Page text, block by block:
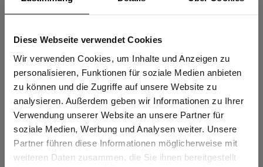
Diese Webseite verwendet Cookies
Wir verwenden Cookies, um Inhalte und Anzeigen zu
personalisieren, Funktionen für soziale Medien anbieten
zu können und die Zugriffe auf unsere Website zu
analysieren. Außerdem geben wir Informationen zu Ihrer
Verwendung unserer Website an unsere Partner für
soziale Medien, Werbung und Analysen weiter. Unsere
Partner führen diese Informationen möglicherweise mit
weiteren Daten zusammen, die Sie ihnen bereitgestellt
Sportlicher Schnitt für perfekte Passform
Schulterreflexstreifen für erhöhte Sichtbarkeit
mehr anzeigen
Herstellerangaben
Schöffel PRO GmbH, Albert-Einstein-Strasse 1, 86830
Schwabmünchen, Deutschland
info@schoeffel-pro.com
Sind Sie
Gewerbetreibender?
Ich bestätige, dass ich Gewerbetreibender bin. Alle
Preise werden netto ausgewiesen.